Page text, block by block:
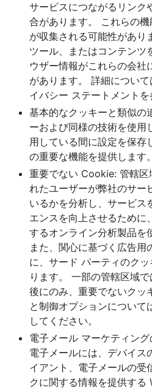
サービスにつながるリンク
合があります。 これらの
が収集される可能性があり
ツール、またはコンテンツ
ウザー情報がこれらの会社
があります。 詳細につい
イバシー ステートメントを
基本的なクッキーと類似の
ーおよび同様の技術を使用
用している間に設定を保存
の重要な機能を提供します。
重要でない Cookie: 管轄区
れたユーザーが弊社のサー
いるかを分析し、サービス
エンスを向上させるため
するオンライン分析製品を
また、関心に基づく広告用
に、サード パーティのク
ります。 一部の管轄区域
後にのみ、重要でないクッ
と制御オプションについて
してください。
電子メール マーケティン
電子メールには、デバイス
イアント、電子メールの受
クに関する情報を提供する